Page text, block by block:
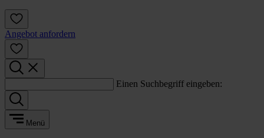
Angebot anfordern
Einen Suchbegriff eingeben:
Menü